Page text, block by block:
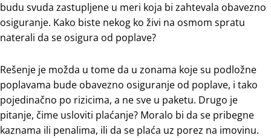
budu svuda zastupljene u meri koja bi zahtevala obavezno
osiguranje. Kako biste nekog ko živi na osmom spratu
naterali da se osigura od poplave?
Rešenje je možda u tome da u zonama koje su podložne
poplavama bude obavezno osiguranje od poplave, i tako
pojedinačno po rizicima, a ne sve u paketu. Drugo je
pitanje, čime usloviti plaćanje? Moralo bi da se pribegne
kaznama ili penalima, ili da se plaća uz porez na imovinu.